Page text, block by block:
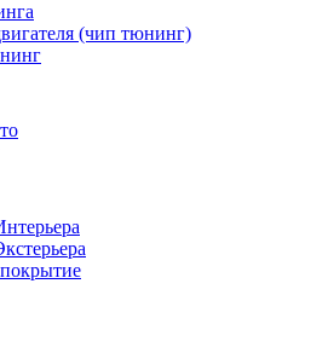
(чип тюнинг)